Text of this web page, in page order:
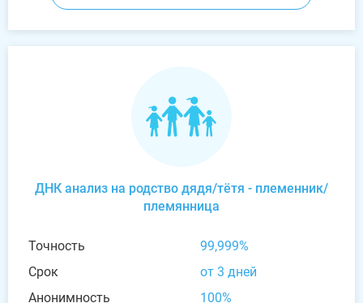
ДНК анализ на родство дядя/тётя - племенник/
племянница
Точность
99,999%
Срок
от 3 дней
Анонимность
100%